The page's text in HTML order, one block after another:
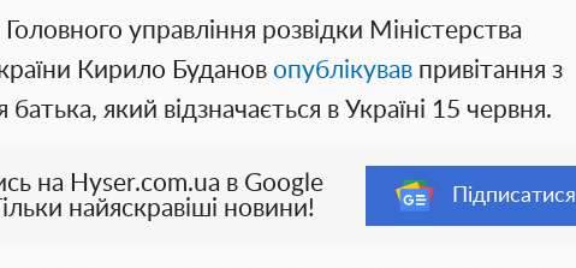
управління розвідки Міністерства
Кирило Буданов опублікував привітання з
який відзначається в Україні 15 червня.
на Hyser.com.ua в Google
найяскравіші новини!
Підписатися